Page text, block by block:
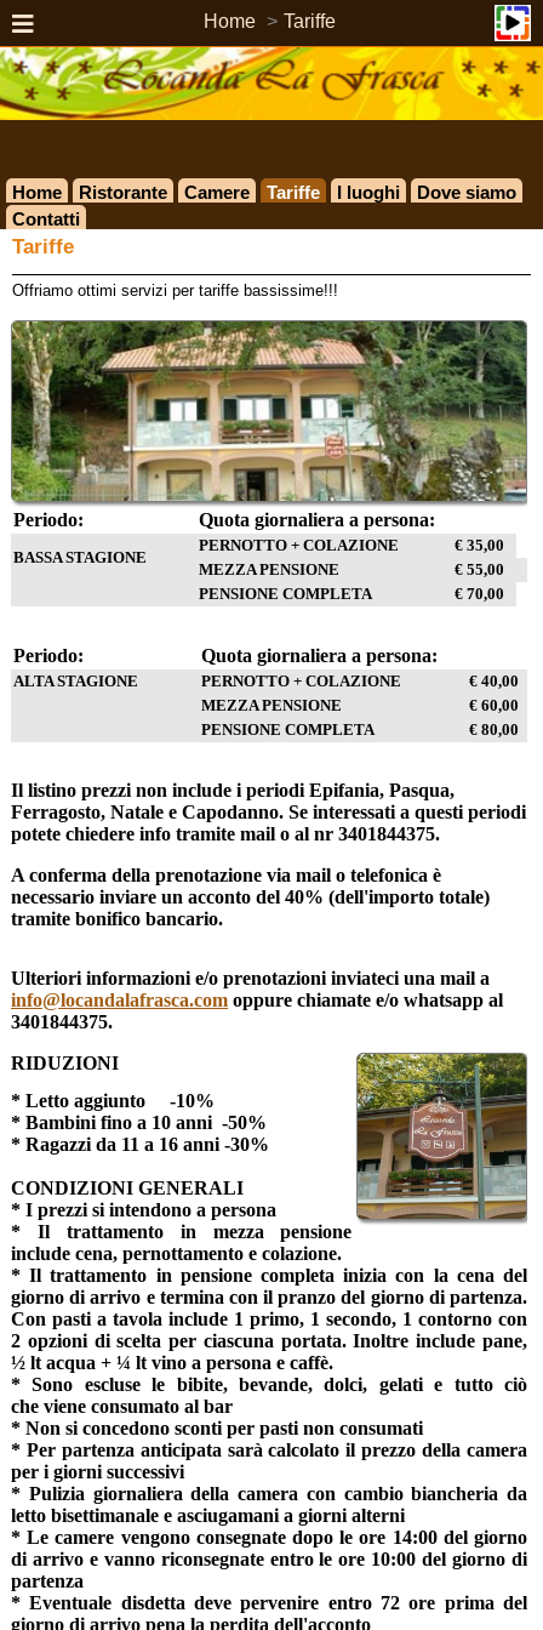
Home Tariffe
Home Ristorante Camere Tariffe I luoghi
Dove siamo
Contatti
Tariffe
Offriamo ottimi servizi per tariffe bassissime!!!
Periodo: Quota giornaliera a persona:
BASSA STAGIONE
PERNOTTO + COLAZIONE
€ 35,00
MEZZA PENSIONE
€ 55,00
PENSIONE COMPLETA
€ 70,00
Periodo: Quota giornaliera a persona:
ALTA STAGIONE PERNOTTO + COLAZIONE
€ 40,00
MEZZA PENSIONE
€ 60,00
PENSIONE COMPLETA
€ 80,00
Il listino prezzi non include i periodi Epifania, Pasqua,
Ferragosto, Natale e Capodanno. Se interessati a questi periodi
potete chiedere info tramite mail o al nr 3401844375.
A conferma della prenotazione via mail o telefonica è
necessario inviare un acconto del 40% (dell'importo totale)
tramite bonifico bancario.
Ulteriori informazioni e/o prenotazioni inviateci una mail a
info@locandalafrasca.com oppure chiamate e/o whatsapp al
3401844375.
RIDUZIONI
* Letto aggiunto -10%
* Bambini fino a 10 anni -50%
* Ragazzi da 11 a 16 anni -30%
CONDIZIONI GENERALI
* I prezzi si intendono a persona
* Il trattamento in mezza pensione
include cena, pernottamento e colazione.
* Il trattamento in pensione completa inizia con la cena del
giorno di arrivo e termina con il pranzo del giorno di partenza.
Con pasti a tavola include 1 primo, 1 secondo, 1 contorno con
2 opzioni di scelta per ciascuna portata. Inoltre include pane,
½ lt acqua + ¼ lt vino a persona e caffè.
* Sono escluse le bibite, bevande, dolci, gelati e tutto ciò
che viene consumato al bar
* Non si concedono sconti per pasti non consumati
* Per partenza anticipata sarà calcolato il prezzo della camera
per i giorni successivi
* Pulizia giornaliera della camera con cambio biancheria da
letto bisettimanale e asciugamani a giorni alterni
* Le camere vengono consegnate dopo le ore 14:00 del giorno
di arrivo e vanno riconsegnate entro le ore 10:00 del giorno di
partenza
* Eventuale disdetta deve pervenire entro 72 ore prima del
giorno di arrivo pena la perdita dell'acconto